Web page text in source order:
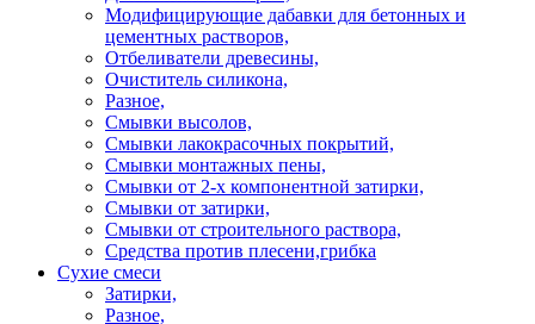
Модифицирующие дабавки для бетонных и
цементных растворов,
Отбеливатели древесины,
Очиститель силикона,
Разное,
Смывки высолов,
Смывки лакокрасочных покрытий,
Смывки монтажных пены,
Смывки от 2-х компонентной затирки,
Смывки от затирки,
Смывки от строительного раствора,
Средства против плесени,грибка
Сухие смеси
Затирки,
Разное,